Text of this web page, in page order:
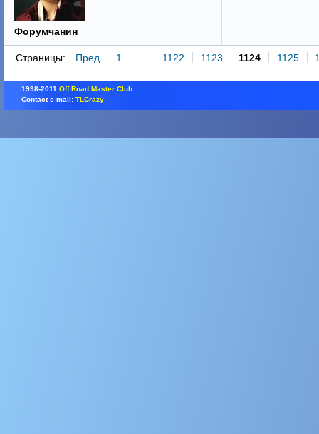
Форумчанин
Страницы: Пред. 1 1122 1123 1124 1125
1998-2011 Off Road Master Club
Contact e-mail: TLCrazy